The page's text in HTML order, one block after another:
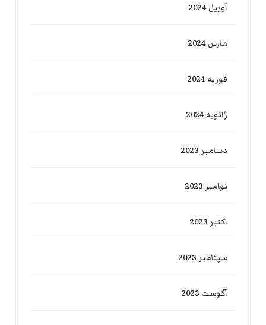
آوریل 2024
مارس 2024
فوریه 2024
ژانویه 2024
دسامبر 2023
نوامبر 2023
اکتبر 2023
سپتامبر 2023
آگوست 2023